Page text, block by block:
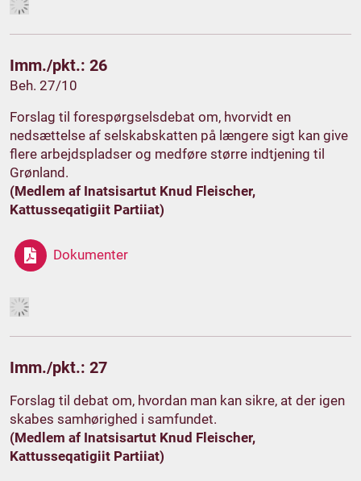
Imm./pkt.: 26
Beh. 27/10
Forslag til forespørgselsdebat om, hvorvidt en
nedsættelse af selskabskatten på længere sigt kan give
flere arbejdspladser og medføre større indtjening til
Grønland.
(Medlem af Inatsisartut Knud Fleischer,
Kattusseqatigiit Partiiat)
Dokumenter
Imm./pkt.: 27
Forslag til debat om, hvordan man kan sikre, at der igen
skabes samhørighed i samfundet.
(Medlem af Inatsisartut Knud Fleischer,
Kattusseqatigiit Partiiat)